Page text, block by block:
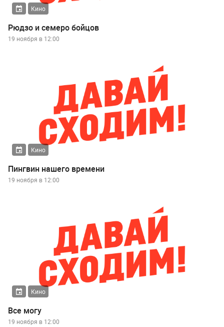
Кино
Рюдзо и семеро бойцов
19 ноября в 12:00
Кино
Пингвин нашего времени
19 ноября в 12:00
Кино
Все могу
19 ноября в 12:00